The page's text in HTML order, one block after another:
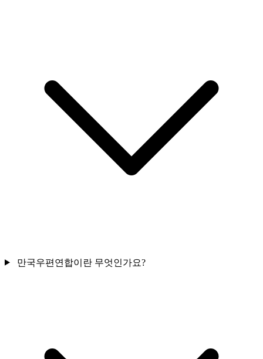
만국우편연합이란 무엇인가요?